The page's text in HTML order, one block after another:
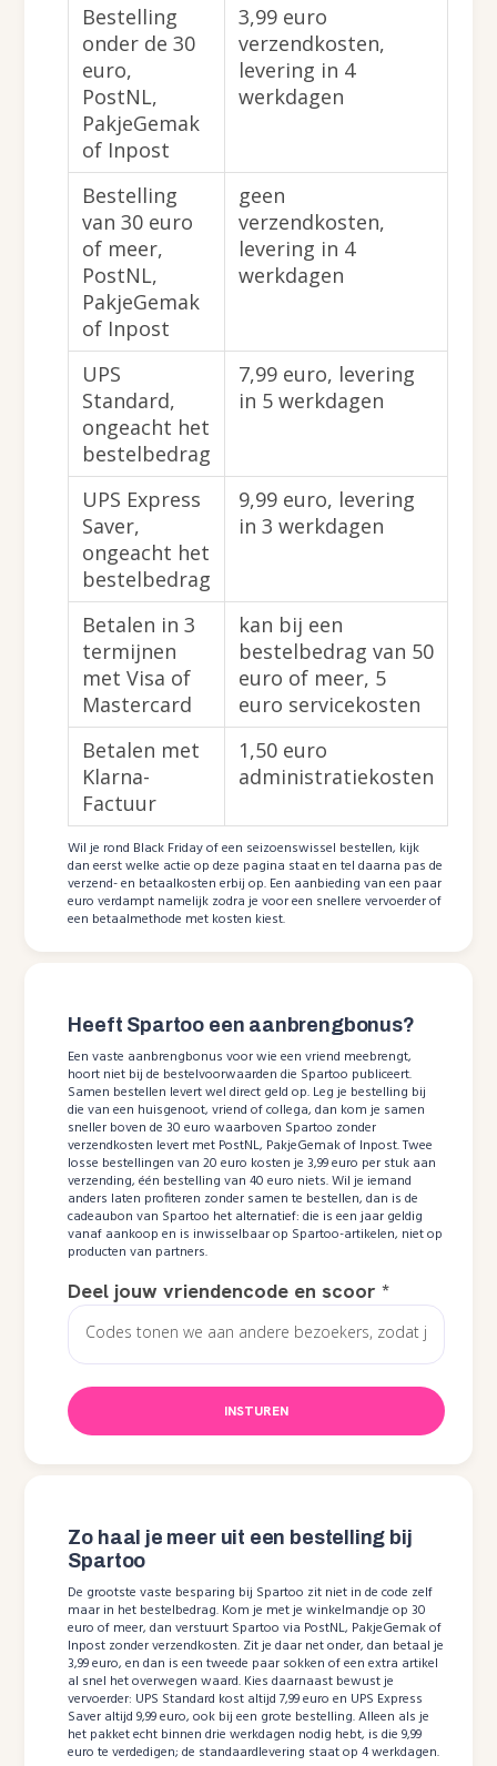
Bestelling
onder de 30
euro,
PostNL,
PakjeGemak
of Inpost
3,99 euro
verzendkosten,
levering in 4
werkdagen
Bestelling
van 30 euro
of meer,
PostNL,
PakjeGemak
of Inpost
geen
verzendkosten,
levering in 4
werkdagen
UPS
Standard,
ongeacht het
bestelbedrag
7,99 euro, levering
in 5 werkdagen
UPS Express
Saver,
ongeacht het
bestelbedrag
9,99 euro, levering
in 3 werkdagen
Betalen in 3
termijnen
met Visa of
Mastercard
kan bij een
bestelbedrag van 50
euro of meer, 5
euro servicekosten
Betalen met
Klarna-
Factuur
1,50 euro
administratiekosten
Wil je rond Black Friday of een seizoenswissel bestellen, kijk
dan eerst welke actie op deze pagina staat en tel daarna pas de
verzend- en betaalkosten erbij op. Een aanbieding van een paar
euro verdampt namelijk zodra je voor een snellere vervoerder of
een betaalmethode met kosten kiest.
Heeft Spartoo een aanbrengbonus?
Een vaste aanbrengbonus voor wie een vriend meebrengt,
hoort niet bij de bestelvoorwaarden die Spartoo publiceert.
Samen bestellen levert wel direct geld op. Leg je bestelling bij
die van een huisgenoot, vriend of collega, dan kom je samen
sneller boven de 30 euro waarboven Spartoo zonder
verzendkosten levert met PostNL, PakjeGemak of Inpost. Twee
losse bestellingen van 20 euro kosten je 3,99 euro per stuk aan
verzending, één bestelling van 40 euro niets. Wil je iemand
anders laten profiteren zonder samen te bestellen, dan is de
cadeaubon van Spartoo het alternatief: die is een jaar geldig
vanaf aankoop en is inwisselbaar op Spartoo-artikelen, niet op
producten van partners.
Deel jouw vriendencode en scoor*
INSTUREN
Zo haal je meer uit een bestelling bij
Spartoo
De grootste vaste besparing bij Spartoo zit niet in de code zelf
maar in het bestelbedrag. Kom je met je winkelmandje op 30
euro of meer, dan verstuurt Spartoo via PostNL, PakjeGemak of
Inpost zonder verzendkosten. Zit je daar net onder, dan betaal je
3,99 euro, en dan is een tweede paar sokken of een extra artikel
al snel het overwegen waard. Kies daarnaast bewust je
vervoerder: UPS Standard kost altijd 7,99 euro en UPS Express
Saver altijd 9,99 euro, ook bij een grote bestelling. Alleen als je
het pakket echt binnen drie werkdagen nodig hebt, is die 9,99
euro te verdedigen; de standaardlevering staat op 4 werkdagen.